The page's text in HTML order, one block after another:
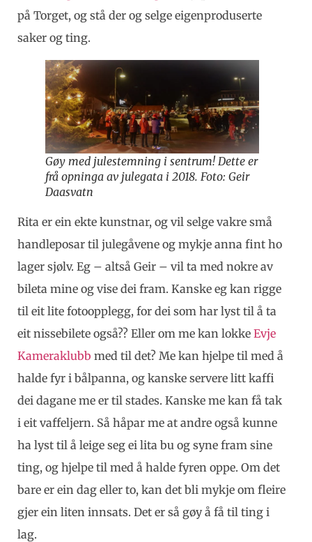
på Torget, og stå der og selge eigenproduserte
saker og ting.
Gøy med julestemning i sentrum! Dette er
frå opninga av julegata i 2018. Foto: Geir
Daasvatn
Rita er ein ekte kunstnar, og vil selge vakre små
handleposar til julegåvene og mykje anna fint ho
lager sjølv. Eg – altså Geir – vil ta med nokre av
bileta mine og vise dei fram. Kanske eg kan rigge
til eit lite fotoopplegg, for dei som har lyst til å ta
eit nissebilete også?? Eller om me kan lokke Evje
Kameraklubb med til det? Me kan hjelpe til med å
halde fyr i bålpanna, og kanske servere litt kaffi
dei dagane me er til stades. Kanske me kan få tak
i eit vaffeljern. Så håpar me at andre også kunne
ha lyst til å leige seg ei lita bu og syne fram sine
ting, og hjelpe til med å halde fyren oppe. Om det
bare er ein dag eller to, kan det bli mykje om fleire
gjer ein liten innsats. Det er så gøy å få til ting i
lag.